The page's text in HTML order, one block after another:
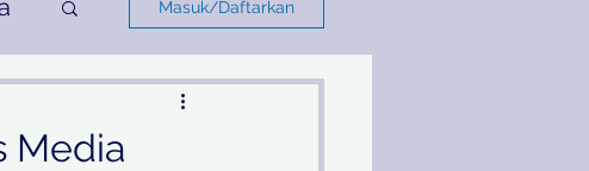
Masuk/Daftarkan
Media